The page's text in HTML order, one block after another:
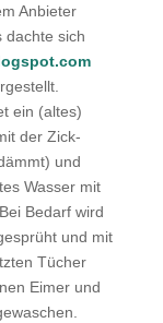
Anbieter
dachte sich
ein (altes)
der Zick-
und
Wasser mit
Bedarf wird
und mit
Tücher
Eimer und